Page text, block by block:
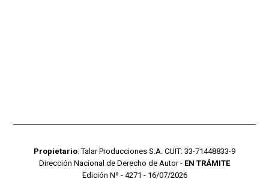
Propietario: Talar Producciones S.A. CUIT: 33-71448833-9
Dirección Nacional de Derecho de Autor - EN TRÁMITE
Edición Nº - 4271 - 16/07/2026